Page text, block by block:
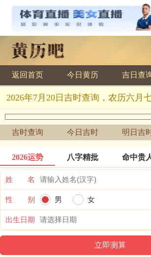
黄历查询
返回首页 今日黄历 吉日查
2026年7月20日吉时查询，农历六月
吉时查询 今日吉时 明日吉
2026运势 八字精批 命中贵
姓 名
性 别 男 女
出生日期